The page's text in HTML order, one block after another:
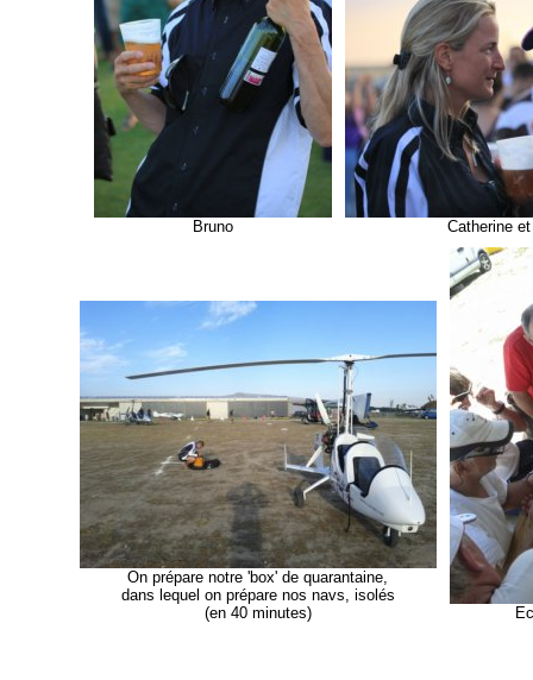
Bruno Catherine
On prépare notre 'box' de quarantaine,
dans lequel on prépare nos navs, isolés
(en 40 minutes)